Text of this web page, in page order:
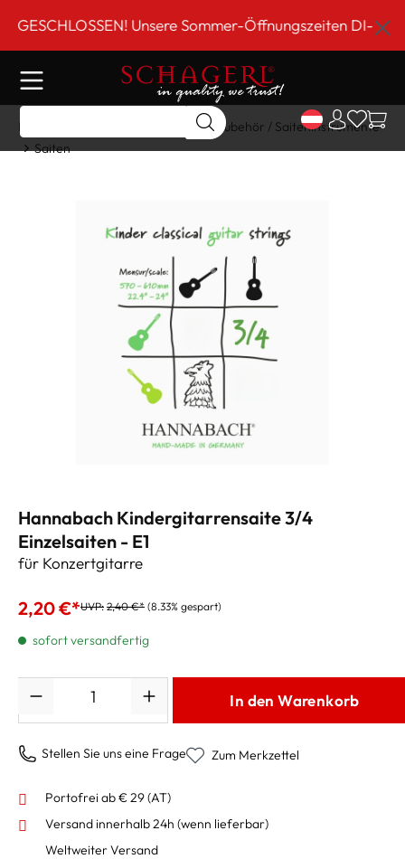
springen Unsere Sommer-Öffnungszeiten DI-FR 9
Home Gitarre/Strings
Zubehör / Saiteninstrumente
Saiten
Hannabach Kindergitarrensaite 3/4
Einzelsaiten - E1
für Konzertgitarre
2,20 €*UVP: 2,40 €* (8.33% gespart)
sofort versandfertig
In den Warenkorb
Stellen Sie uns eine Frage Zum Merkzettel
Portofrei ab € 29 (AT)
Versand innerhalb 24h (wenn lieferbar)
Weltweiter Versand